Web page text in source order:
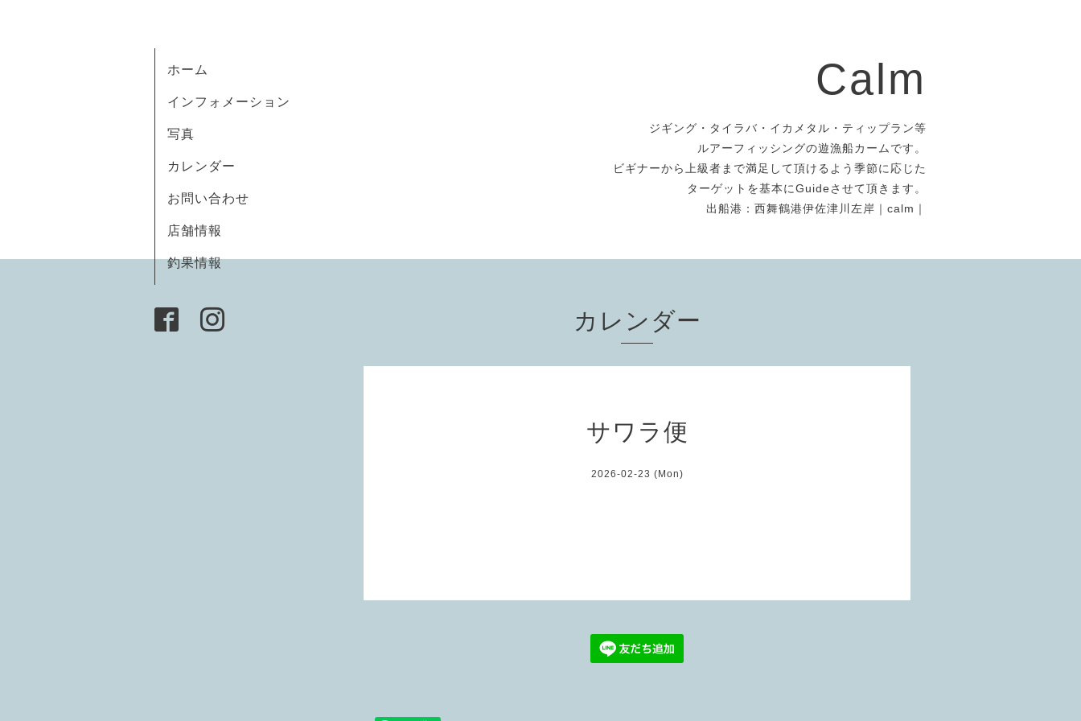
Calm
ジギング・タイラバ・イカメタル・ティップラン等
ルアーフィッシングの遊漁船カームです。
ビギナーから上級者まで満足して頂けるよう季節に応じた
ターゲットを基本にGuideさせて頂きます。
出船港：西舞鶴港伊佐津川左岸｜calm｜
ホーム
インフォメーション
写真
カレンダー
お問い合わせ
店舗情報
釣果情報
カレンダー
サワラ便
2026-02-23 (Mon)